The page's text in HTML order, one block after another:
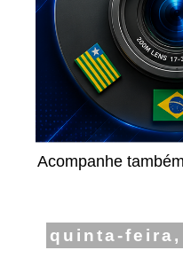
Acompanhe
quinta-